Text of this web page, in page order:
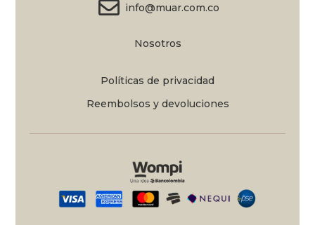
info@muar.com.co
Nosotros
Políticas de privacidad
Reembolsos y devoluciones